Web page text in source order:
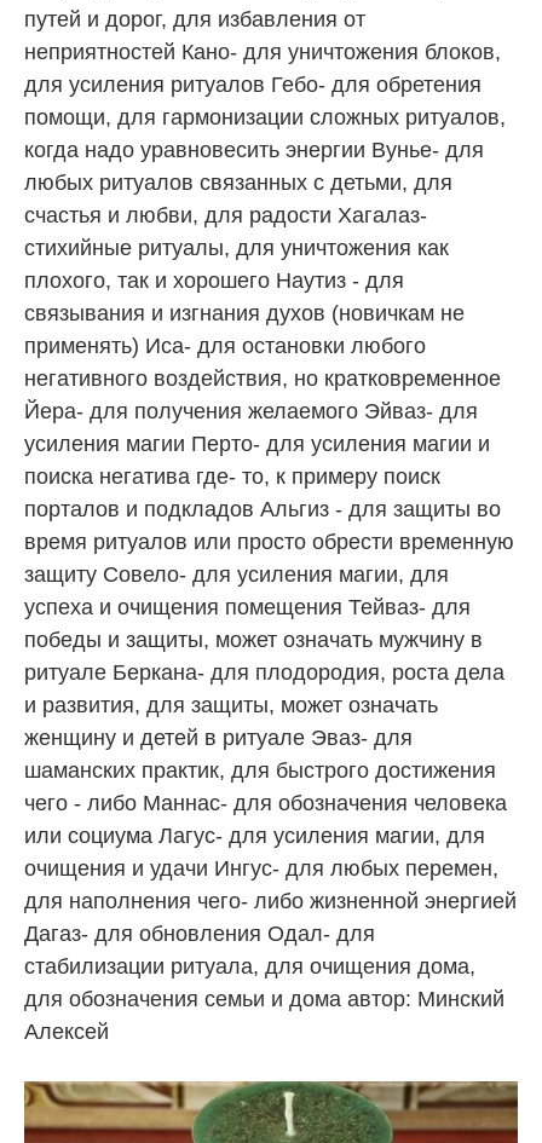
путей и дорог, для избавления от
неприятностей Кано- для уничтожения блоков,
для усиления ритуалов Гебо- для обретения
помощи, для гармонизации сложных ритуалов,
когда надо уравновесить энергии Вунье- для
любых ритуалов связанных с детьми, для
счастья и любви, для радости Хагалаз-
стихийные ритуалы, для уничтожения как
плохого, так и хорошего Наутиз - для
связывания и изгнания духов (новичкам не
применять) Иса- для остановки любого
негативного воздействия, но кратковременное
Йера- для получения желаемого Эйваз- для
усиления магии Перто- для усиления магии и
поиска негатива где- то, к примеру поиск
порталов и подкладов Альгиз - для защиты во
время ритуалов или просто обрести временную
защиту Совело- для усиления магии, для
успеха и очищения помещения Тейваз- для
победы и защиты, может означать мужчину в
ритуале Беркана- для плодородия, роста дела
и развития, для защиты, может означать
женщину и детей в ритуале Эваз- для
шаманских практик, для быстрого достижения
чего - либо Маннас- для обозначения человека
или социума Лагус- для усиления магии, для
очищения и удачи Ингус- для любых перемен,
для наполнения чего- либо жизненной энергией
Дагаз- для обновления Одал- для
стабилизации ритуала, для очищения дома,
для обозначения семьи и дома автор: Минский
Алексей